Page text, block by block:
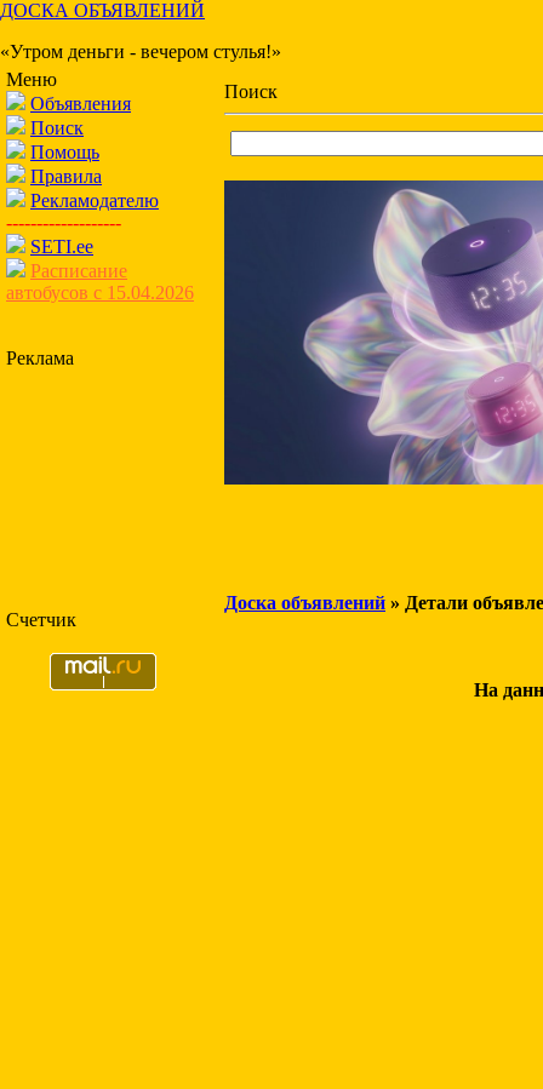
ДОСКА ОБЪЯВЛЕНИЙ
«Утром деньги - вечером стулья!»
Меню
Объявления
Поиск
Помощь
Правила
Рекламодателю
-------------------
SETI.ee
Расписание
автобусов с 15.04.2026
Реклама
Счетчик
Поиск
Доска объявлений » Детали
На